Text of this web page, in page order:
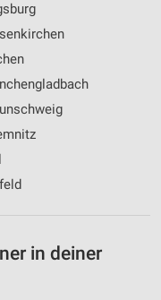
in deiner